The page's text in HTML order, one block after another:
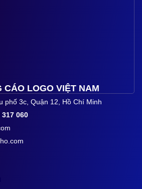
CÁO LOGO VIỆT NAM
phố 3c, Quận 12, Hồ Chí Minh
317 060